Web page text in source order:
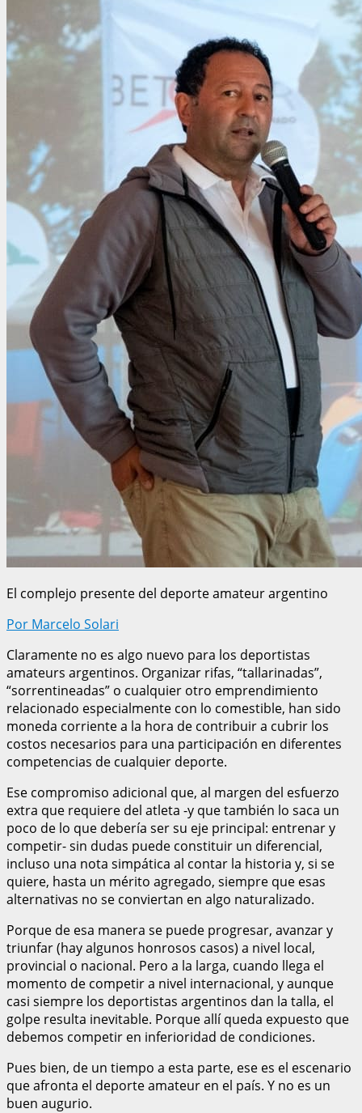
El complejo presente del deporte amateur argentino
Por Marcelo Solari
Claramente no es algo nuevo para los deportistas
amateurs argentinos. Organizar rifas, “tallarinadas”,
“sorrentineadas” o cualquier otro emprendimiento
relacionado especialmente con lo comestible, han sido
moneda corriente a la hora de contribuir a cubrir los
costos necesarios para una participación en diferentes
competencias de cualquier deporte.
Ese compromiso adicional que, al margen del esfuerzo
extra que requiere del atleta -y que también lo saca un
poco de lo que debería ser su eje principal: entrenar y
competir- sin dudas puede constituir un diferencial,
incluso una nota simpática al contar la historia y, si se
quiere, hasta un mérito agregado, siempre que esas
alternativas no se conviertan en algo naturalizado.
Porque de esa manera se puede progresar, avanzar y
triunfar (hay algunos honrosos casos) a nivel local,
provincial o nacional. Pero a la larga, cuando llega el
momento de competir a nivel internacional, y aunque
casi siempre los deportistas argentinos dan la talla, el
golpe resulta inevitable. Porque allí queda expuesto que
debemos competir en inferioridad de condiciones.
Pues bien, de un tiempo a esta parte, ese es el escenario
que afronta el deporte amateur en el país. Y no es un
buen augurio.